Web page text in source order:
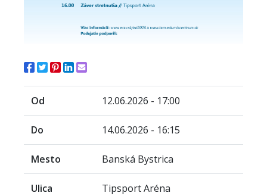
Od 12.06.2026 - 17:00
Do 14.06.2026 - 16:15
Mesto Banská Bystrica
Ulica Tipsport Aréna